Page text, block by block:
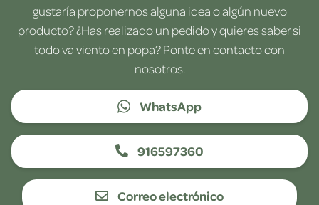
gustaría proponernos alguna idea o algún nuevo
producto? ¿Has realizado un pedido y quieres saber si
todo va viento en popa? Ponte en contacto con
nosotros.
WhatsApp
916597360
Correo electrónico